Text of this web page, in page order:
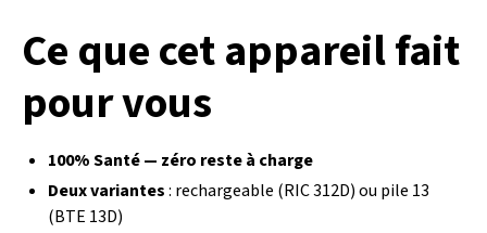
Ce que cet appareil fait
pour vous
100% Santé — zéro reste à charge
Deux variantes: rechargeable (RIC 312D) ou pile 13
(BTE 13D)